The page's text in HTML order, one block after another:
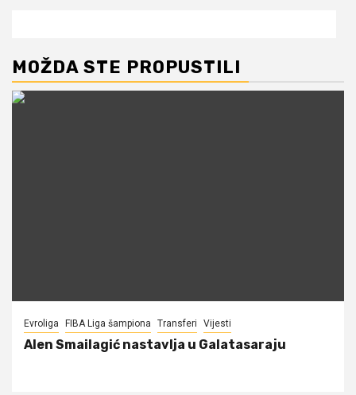
MOŽDA STE PROPUSTILI
Evroliga FIBA Liga šampiona Transferi Vijesti
Alen Smailagić nastavlja u Galatasaraju